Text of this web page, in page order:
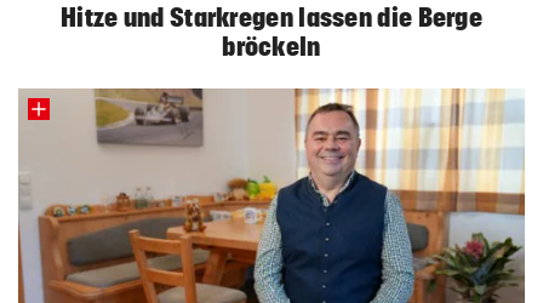
Hitze und Starkregen lassen die Berge
bröckeln